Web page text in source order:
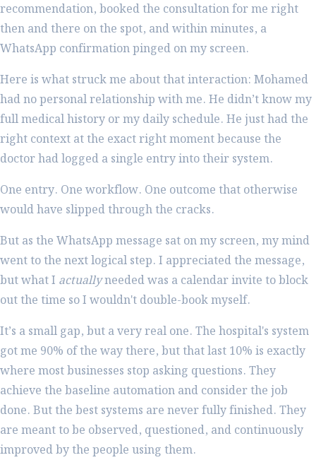
recommendation, booked the consultation for me right
then and there on the spot, and within minutes, a
WhatsApp confirmation pinged on my screen.
Here is what struck me about that interaction: Mohamed
had no personal relationship with me. He didn’t know my
full medical history or my daily schedule. He just had the
right context at the exact right moment because the
doctor had logged a single entry into their system.
One entry. One workflow. One outcome that otherwise
would have slipped through the cracks.
But as the WhatsApp message sat on my screen, my mind
went to the next logical step. I appreciated the message,
but what I actuallyneeded was a calendar invite to block
out the time so I wouldn't double-book myself.
It’s a small gap, but a very real one. The hospital's system
got me 90% of the way there, but that last 10% is exactly
where most businesses stop asking questions. They
achieve the baseline automation and consider the job
done. But the best systems are never fully finished. They
are meant to be observed, questioned, and continuously
improved by the people using them.